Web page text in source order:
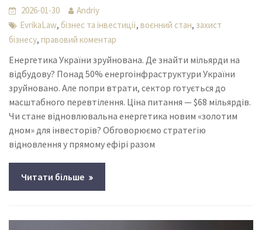
2026-01-30
Andriy
EvrikaLaw, бізнес та інвестиції,воєнний стан, захист
бізнесу,правовий коментар
Енергетика України зруйнована. Де знайти мільярди на
відбудову? Понад 50% енергоінфраструктури України
зруйновано. Але попри втрати, сектор готується до
масштабного перевтілення. Ціна питання — $68 мільярдів.
Чи стане відновлювальна енергетика новим «золотим
дном» для інвесторів? Обговорюємо стратегію
відновлення у прямому ефірі разом
Читати більше